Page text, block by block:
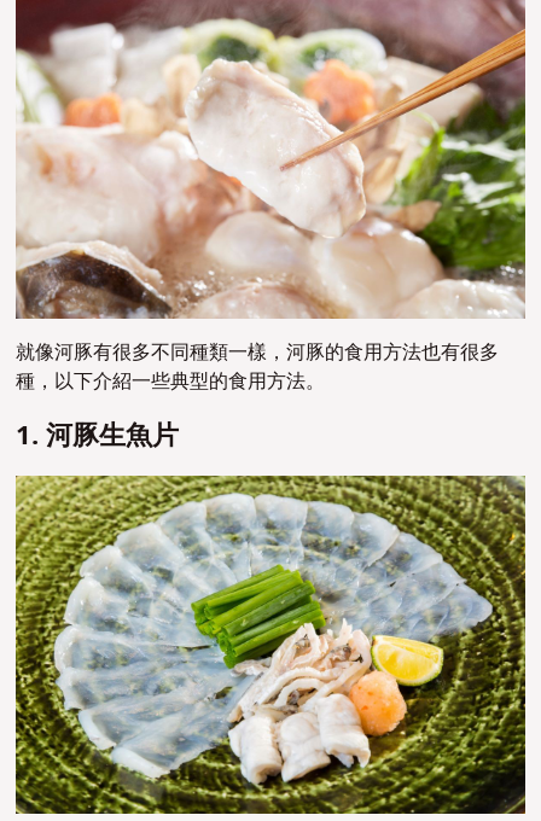
就像河豚有很多不同種類一樣，河豚的食用方法也有很多
種，以下介紹一些典型的食用方法。
1. 河豚生魚片